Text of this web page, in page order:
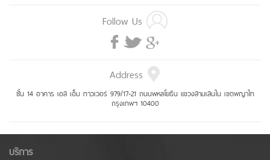
Follow Us
Address
ชั้น 14 อาคาร เอส เอ็ม ทาวเวอร์ 979/17-21 ถนนพหลโยธิน แขวงสามเสนใน เขตพญาไท
กรุงเทพฯ 10400
บริการ